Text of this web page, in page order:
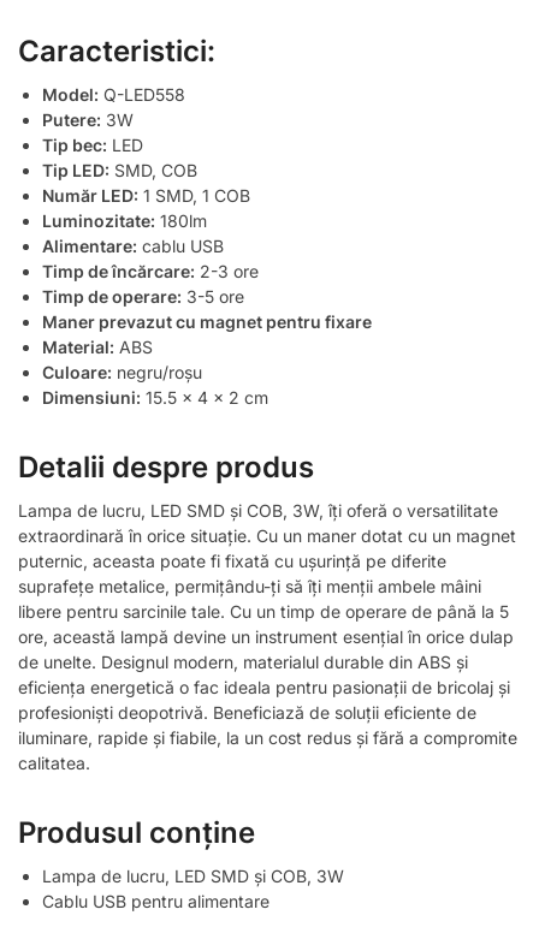
Caracteristici:
Model: Q-LED558
Putere: 3W
Tip bec: LED
Tip LED: SMD, COB
Număr LED: 1 SMD, 1 COB
Luminozitate: 180lm
Alimentare: cablu USB
Timp de încărcare: 2-3 ore
Timp de operare: 3-5 ore
Maner prevazut cu magnet pentru fixare
Material: ABS
Culoare: negru/roșu
Dimensiuni: 15.5 x 4 x 2 cm
Detalii despre produs
Lampa de lucru, LED SMD și COB, 3W, îți oferă o versatilitate
extraordinară în orice situație. Cu un maner dotat cu un magnet
puternic, aceasta poate fi fixată cu ușurință pe diferite
suprafețe metalice, permițându-ți să îți menții ambele mâini
libere pentru sarcinile tale. Cu un timp de operare de până la 5
ore, această lampă devine un instrument esențial în orice dulap
de unelte. Designul modern, materialul durable din ABS și
eficiența energetică o fac ideala pentru pasionații de bricolaj și
profesioniști deopotrivă. Beneficiază de soluții eficiente de
iluminare, rapide și fiabile, la un cost redus și fără a compromite
calitatea.
Produsul conține
Lampa de lucru, LED SMD și COB, 3W
Cablu USB pentru alimentare